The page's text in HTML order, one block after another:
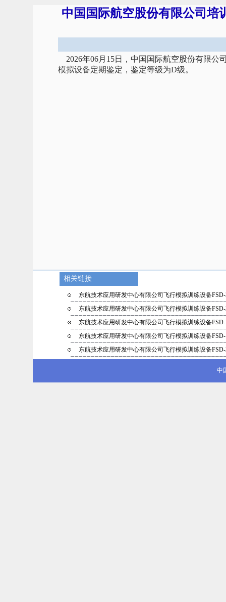
中国国际航空股份有限公司培
2026年06月15日，中国国际航空股份有限公
模拟设备定期鉴定，鉴定等级为D级。
相关链接
东航技术应用研发中心有限公司飞行模拟训练设备
东航技术应用研发中心有限公司飞行模拟训练设备
东航技术应用研发中心有限公司飞行模拟训练设备
东航技术应用研发中心有限公司飞行模拟训练设备
东航技术应用研发中心有限公司飞行模拟训练设备
中